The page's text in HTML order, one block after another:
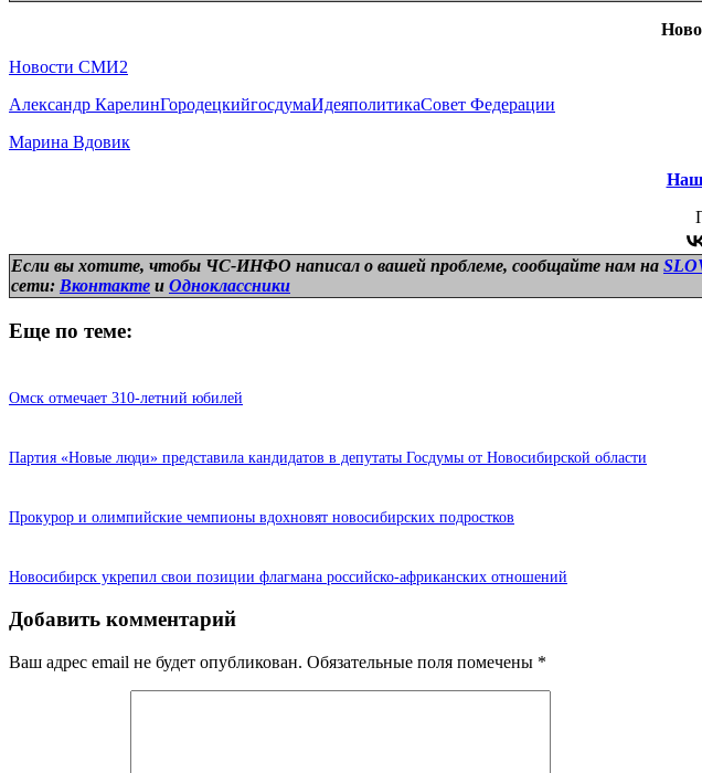
Новости СМИ2
Александр КарелинГородецкийгосдумаИдеяполитикаСовет Федерации
Марина Вдовик
Если вы хотите, чтобы ЧС-ИНФО написал о вашей проблеме, сообщайте нам на
сети: Вконтакте и Одноклассники
Еще по теме:
Омск отмечает 310-летний юбилей
Партия «Новые люди» представила кандидатов в депутаты Госдумы от Новосибирской области
Прокурор и олимпийские чемпионы вдохновят новосибирских подростков
Новосибирск укрепил свои позиции флагмана российско-африканских отношений
Добавить комментарий
Ваш адрес email не будет опубликован. Обязательные поля помечены *